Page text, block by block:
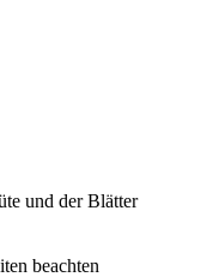
und der Blätter
beachten